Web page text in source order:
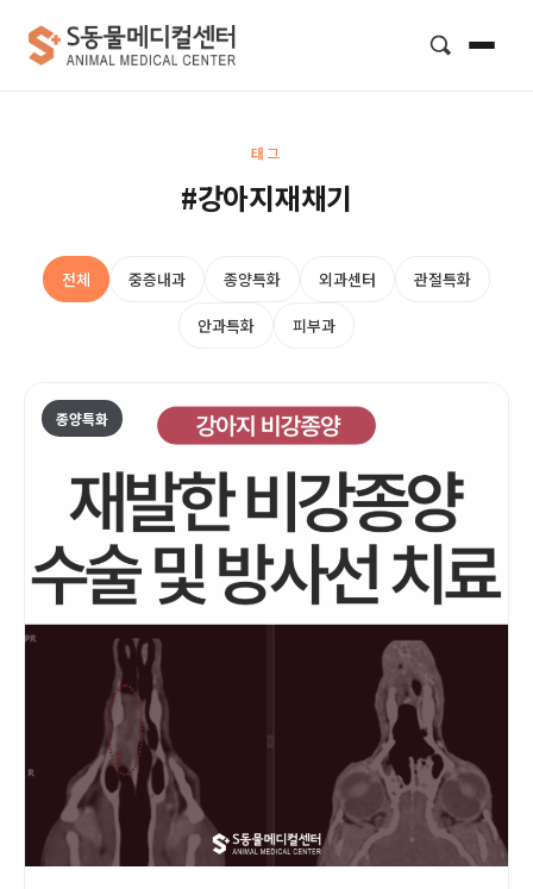
태그
#강아지재채기
전체 중증내과 종양특화 외과센터 관절특화
안과특화 피부과
종양특화